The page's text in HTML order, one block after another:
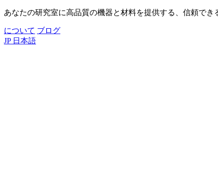
あなたの研究室に高品質の機器と材料を提供する、信頼でき
について ブログ
JP 日本語